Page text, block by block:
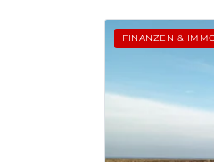
FINANZEN &